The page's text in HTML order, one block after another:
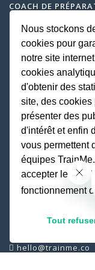
COACH DE
PROFESSEUR DE
COLLECTIF DE
PROFESSEUR DE
COACH DE
COACH DE
COACH DE
COACH DE
COACH DE TAI CHI
COACH DE ROSE
COACH DE QI GONG
COACH DE CARDIO
hello@trainme.co
Nous stockons
cookies pour
notre site
cookies
d'obtenir des
site, des
présenter des
d'intérêt et enfin
vous permettent
équipes
accepter les
fonctionnement
Tout